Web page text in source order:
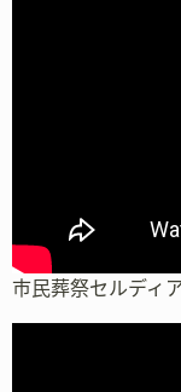
市民葬祭セルディ